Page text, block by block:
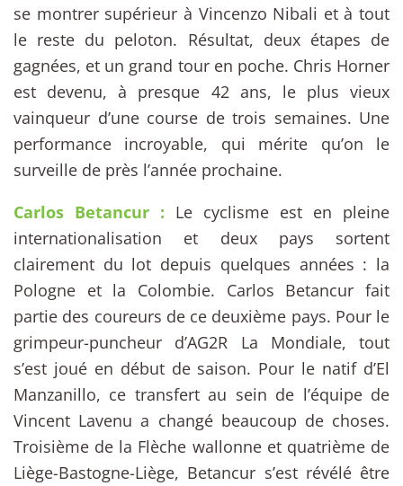
se montrer supérieur à Vincenzo Nibali et à tout
le reste du peloton. Résultat, deux étapes de
gagnées, et un grand tour en poche. Chris Horner
est devenu, à presque 42 ans, le plus vieux
vainqueur d’une course de trois semaines. Une
performance incroyable, qui mérite qu’on le
surveille de près l’année prochaine.
Carlos Betancur : Le cyclisme est en pleine
internationalisation et deux pays sortent
clairement du lot depuis quelques années : la
Pologne et la Colombie. Carlos Betancur fait
partie des coureurs de ce deuxième pays. Pour le
grimpeur-puncheur d’AG2R La Mondiale, tout
s’est joué en début de saison. Pour le natif d’El
Manzanillo, ce transfert au sein de l’équipe de
Vincent Lavenu a changé beaucoup de choses.
Troisième de la Flèche wallonne et quatrième de
Liège-Bastogne-Liège, Betancur s’est révélé être